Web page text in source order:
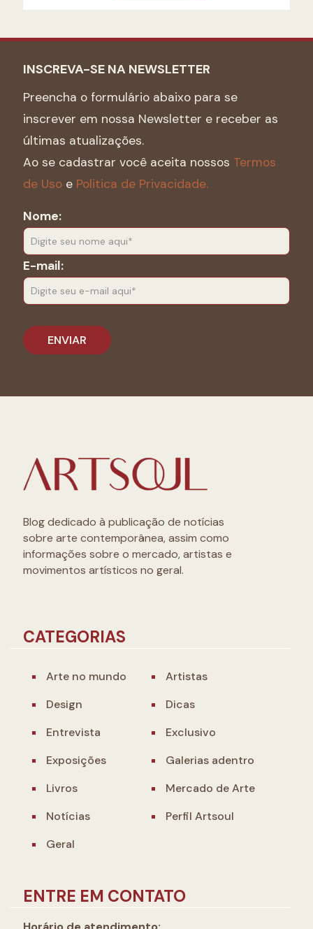
INSCREVA-SE NA NEWSLETTER
Preencha o formulário abaixo para se
inscrever em nossa Newsletter e receber as
últimas atualizações.
Ao se cadastrar você aceita nossos Termos
de Uso e Politica de Privacidade.
Nome:
E-mail:
Blog dedicado à publicação de notícias
sobre arte contemporânea, assim como
informações sobre o mercado, artistas e
movimentos artísticos no geral.
CATEGORIAS
Arte no mundo
Artistas
Design
Dicas
Entrevista
Exclusivo
Exposições
Galerias adentro
Livros
Mercado de Arte
Notícias
Perfil Artsoul
Geral
ENTRE EM CONTATO